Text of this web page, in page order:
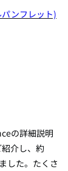
ンフレット)
の詳細説明
介し、約
した。たくさ